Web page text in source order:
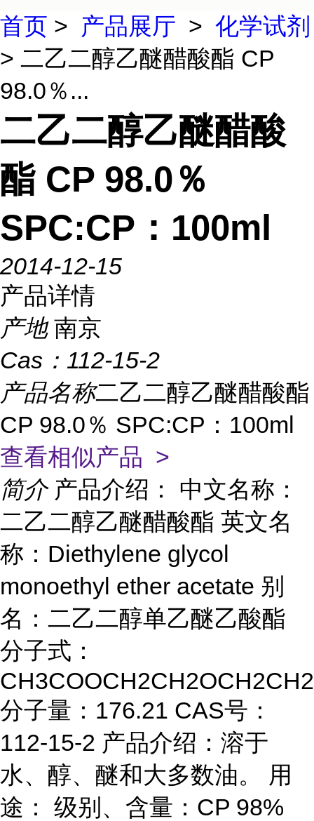
首页 > 产品展厅 > 化学试剂
> 二乙二醇乙醚醋酸酯 CP
98.0％...
二乙二醇乙醚醋酸
酯 CP 98.0％
SPC:CP：100ml
2014-12-15
产品详情
产地 南京
Cas： 112-15-2
产品名称二乙二醇乙醚醋酸酯
CP 98.0％ SPC:CP：100ml
查看相似产品 >
简介 产品介绍： 中文名称：
二乙二醇乙醚醋酸酯 英文名
称：Diethylene glycol
monoethyl ether acetate 别
名：二乙二醇单乙醚乙酸酯
分子式：
分子量：176.21 CAS号：
112-15-2 产品介绍：溶于
水、醇、醚和大多数油。 用
途： 级别、含量：CP 98%